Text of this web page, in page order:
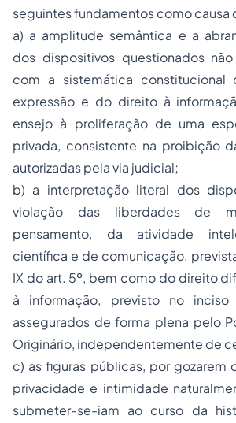
seguintes fundamentos como causa
a) a amplitude semântica e a
dos dispositivos questionados
com a sistemática constitucional
expressão e do direito à
ensejo à proliferação de uma
privada, consistente na proibição
autorizadas pela via judicial;
b) a interpretação literal dos
violação das liberdades de
pensamento, da atividade
científica e de comunicação,
IX do art. 5º, bem como do direito
à informação, previsto no
assegurados de forma plena pelo
Originário, independentemente de
c) as figuras públicas, por gozarem
privacidade e intimidade
submeter-se-iam ao curso da